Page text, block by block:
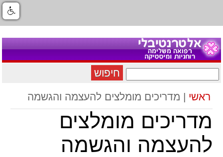
חיפוש
ראשי | מדריכים מומלצים להעצמה והגשמה
מדריכים מומלצים
להעצמה והגשמה